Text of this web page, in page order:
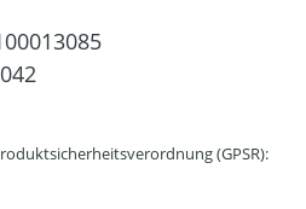
(GPSR):